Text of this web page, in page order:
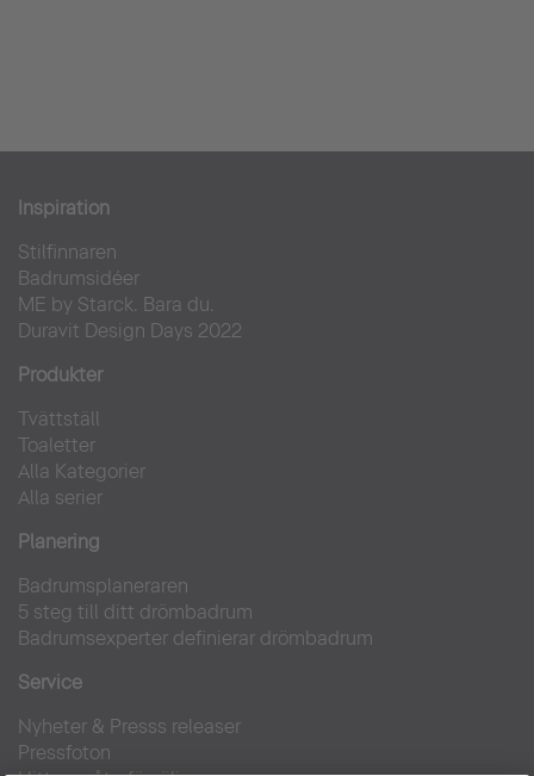
Inspiration
Stilfinnaren
Badrumsidéer
ME by Starck. Bara du.
Duravit Design Days 2022
Produkter
Tvättställ
Toaletter
Alla Kategorier
Alla serier
Planering
Badrumsplaneraren
5 steg till ditt drömbadrum
Badrumsexperter definierar drömbadrum
Service
Nyheter & Presss releaser
Pressfoton